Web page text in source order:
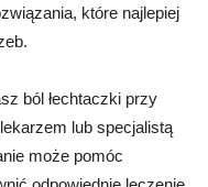
które najlepiej
ból łechtaczki przy
lub specjalistą
może pomóc